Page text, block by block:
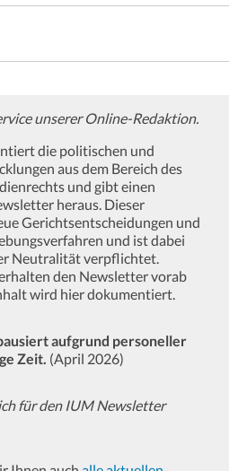
unserer Online-Redaktion.
die politischen und
aus dem Bereich des
und gibt einen
heraus. Dieser
Gerichtsentscheidungen und
und ist dabei
Neutralität verpflichtet.
den Newsletter vorab
wird hier dokumentiert.
aufgrund personeller
Zeit. (April 2026)
für den IUM Newsletter